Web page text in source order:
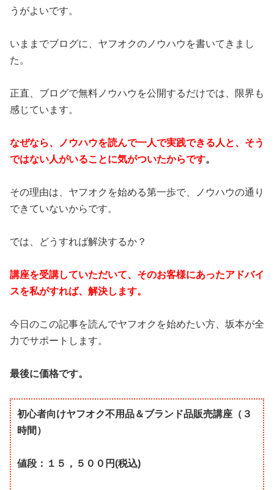
うがよいです。
いままでブログに、ヤフオクのノウハウを書いてきまし
た。
正直、ブログで無料ノウハウを公開するだけでは、限界も
感じています。
なぜなら、ノウハウを読んで一人で実践できる人と、そう
ではない人がいることに気がついたからです。
その理由は、ヤフオクを始める第一歩で、ノウハウの通り
できていないからです。
では、どうすれば解決するか？
講座を受講していただいて、そのお客様にあったアドバイ
スを私がすれば、解決します。
今日のこの記事を読んでヤフオクを始めたい方、坂本が全
力でサポートします。
最後に価格です。
初心者向けヤフオク不用品＆ブランド品販売講座（３
時間）
値段：１５，５００円(税込)